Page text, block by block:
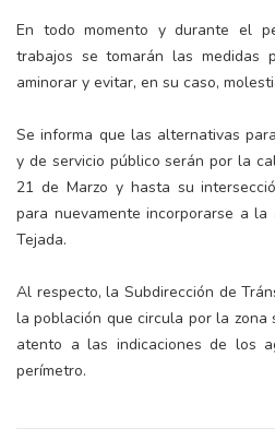
En todo momento y durante el
trabajos se tomarán las medidas
aminorar y evitar, en su caso,
Se informa que las alternativas
y de servicio público serán por la
21 de Marzo y hasta su
para nuevamente incorporarse a la
Tejada.
Al respecto, la Subdirección de
la población que circula por la
atento a las indicaciones de los
perímetro.